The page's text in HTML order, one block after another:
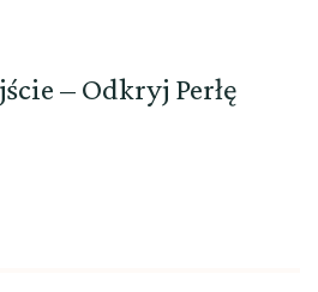
– Odkryj Perłę